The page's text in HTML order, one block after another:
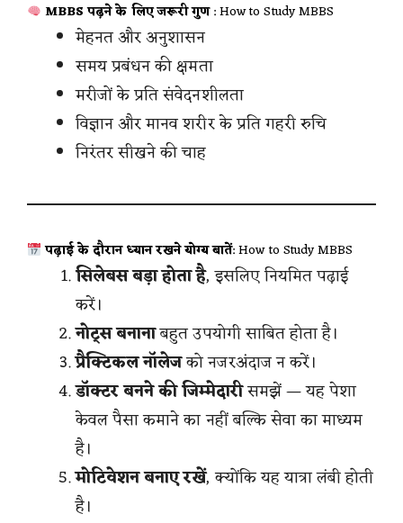
MBBS पढ़ने के लिए जरूरी गुण: How to Study MBBS
मेहनत और अनुशासन
समय प्रबंधन की क्षमता
मरीजों के प्रति संवेदनशीलता
विज्ञान और मानव शरीर के प्रति गहरी रुचि
निरंतर सीखने की चाह
पढ़ाई के दौरान ध्यान रखने योग्य बातें: How to Study MBBS
सिलेबस बड़ा होता है, इसलिए नियमित पढ़ाई
करें।
नोट्स बनानाबहुत उपयोगी साबित होता है।
प्रैक्टिकल नॉलेजको नजरअंदाज न करें।
डॉक्टर बनने की जिम्मेदारीसमझें — यह पेशा
केवल पैसा कमाने का नहीं बल्कि सेवा का माध्यम
है।
मोटिवेशन बनाए रखें, क्योंकि यह यात्रा लंबी होती
है।